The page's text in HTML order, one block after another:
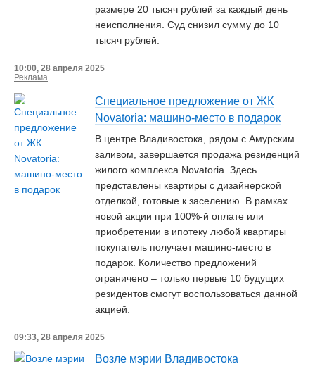
размере 20 тысяч рублей за каждый день
неисполнения. Суд снизил сумму до 10
тысяч рублей.
10:00, 28 апреля 2025
Реклама
Специальное предложение от ЖК
Novatoria: машино-место в подарок
В центре Владивостока, рядом с Амурским
заливом, завершается продажа резиденций
жилого комплекса Novatoria. Здесь
представлены квартиры с дизайнерской
отделкой, готовые к заселению. В рамках
новой акции при 100%-й оплате или
приобретении в ипотеку любой квартиры
покупатель получает машино-место в
подарок. Количество предложений
ограничено – только первые 10 будущих
резидентов смогут воспользоваться данной
акцией.
09:33, 28 апреля 2025
Возле мэрии Владивостока